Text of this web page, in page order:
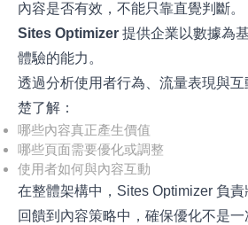
內容是否有效，不能只靠直覺判斷。
Sites Optimizer 提供企業以數據為
體驗的能力。
透過分析使用者行為、流量表現與
楚了解：
哪些內容真正產生價值
哪些頁面需要優化或調整
使用者如何與內容互動
在整體架構中，Sites Optimizer 負責
回饋到內容策略中，確保優化不是